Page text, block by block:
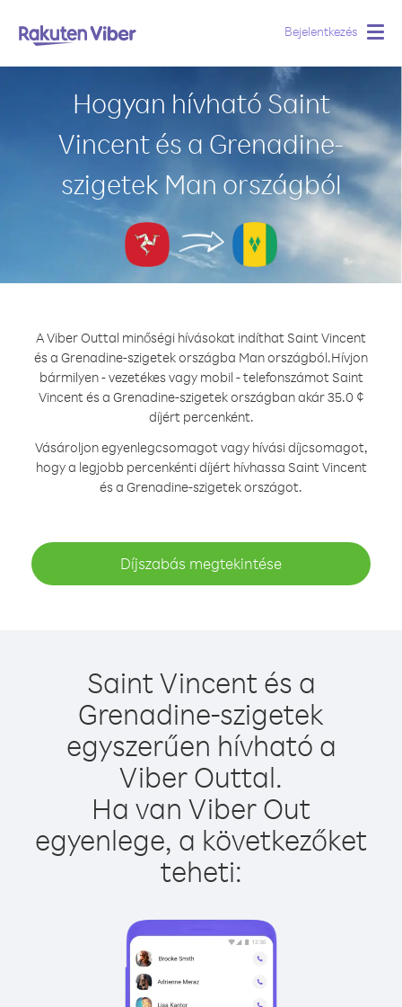
Bejelentkezés
Hogyan hívható Saint
Vincent és a Grenadine-
szigetek Man országból
A Viber Outtal minőségi hívásokat indíthat Saint Vincent
és a Grenadine-szigetek országba Man országból.Hívjon
bármilyen - vezetékes vagy mobil - telefonszámot Saint
Vincent és a Grenadine-szigetek országban akár 35.0 ¢
díjért percenként.
Vásároljon egyenlegcsomagot vagy hívási díjcsomagot,
hogy a legjobb percenkénti díjért hívhassa Saint Vincent
és a Grenadine-szigetek országot.
Díjszabás megtekintése
Saint Vincent és a
Grenadine-szigetek
egyszerűen hívható a
Viber Outtal.
Ha van Viber Out
egyenlege, a következőket
teheti: